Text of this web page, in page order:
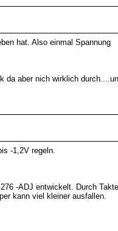
hat. Also einmal Spannung
da aber nich wirklich
-1,2V regeln.
-ADJ entwickelt. Durch
kann viel kleiner ausfallen.